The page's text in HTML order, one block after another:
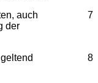
7
auch
der
8